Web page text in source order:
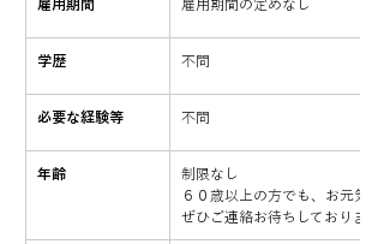
雇用期間 雇用期間の定めなし
学歴 不問
必要な経験等 不問
年齢
制限なし
６０歳以上の方でも、お元気
ぜひご連絡お待ちしております